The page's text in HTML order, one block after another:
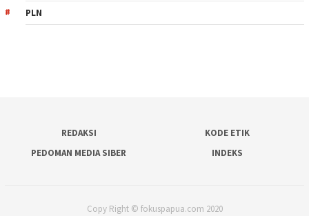
PLN
REDAKSI
KODE ETIK
PEDOMAN MEDIA SIBER
INDEKS
Copy Right © fokuspapua.com 2020